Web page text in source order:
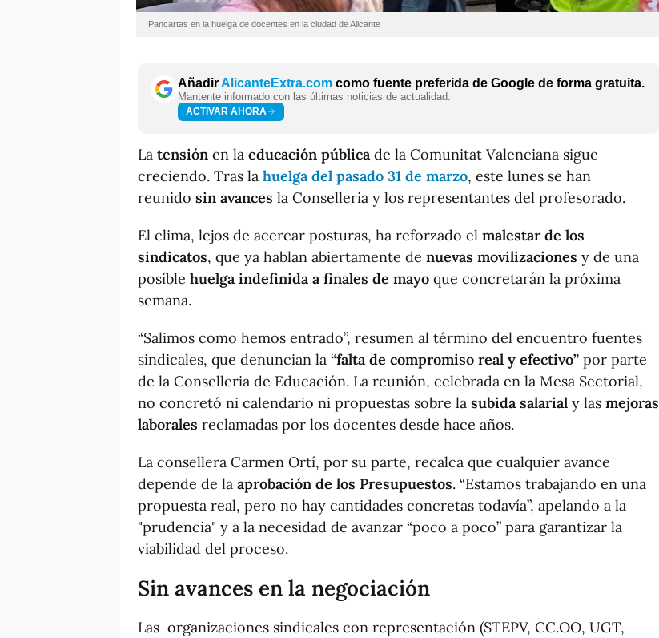
Pancartas en la huelga de docentes en la ciudad de Alicante
AñadirAlicanteExtra.com como fuente preferida de Google de forma gratuita.
Mantente informado con las últimas noticias de actualidad.
ACTIVAR AHORA
La tensión en la educación pública de la Comunitat Valenciana sigue
creciendo. Tras la huelga del pasado 31 de marzo, este lunes se han
reunido sin avances la Conselleria y los representantes del profesorado.
El clima, lejos de acercar posturas, ha reforzado el malestar de los
sindicatos, que ya hablan abiertamente de nuevas movilizaciones y de una
posible huelga indefinida a finales de mayo que concretarán la próxima
semana.
“Salimos como hemos entrado”, resumen al término del encuentro fuentes
sindicales, que denuncian la “falta de compromiso real y efectivo” por parte
de la Conselleria de Educación. La reunión, celebrada en la Mesa Sectorial,
no concretó ni calendario ni propuestas sobre la subida salarial y las mejoras
laborales reclamadas por los docentes desde hace años.
La consellera Carmen Ortí, por su parte, recalca que cualquier avance
depende de la aprobación de los Presupuestos. “Estamos trabajando en una
propuesta real, pero no hay cantidades concretas todavía”, apelando a la
"prudencia" y a la necesidad de avanzar “poco a poco” para garantizar la
viabilidad del proceso.
Sin avances en la negociación
Las organizaciones sindicales con representación (STEPV, CC.OO, UGT,